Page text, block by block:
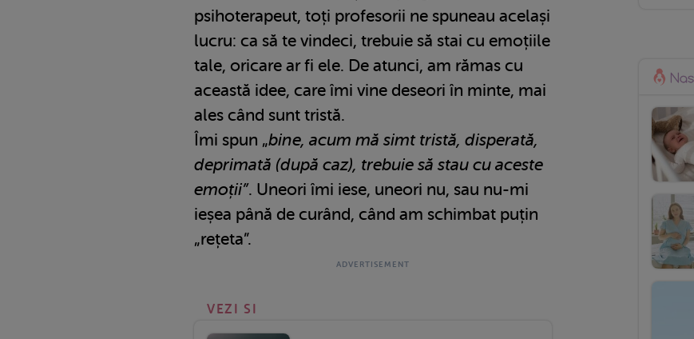
psihoterapeut, toți profesorii ne spuneau același
lucru: ca să te vindeci, trebuie să stai cu emoțiile
tale, oricare ar fi ele. De atunci, am rămas cu
această idee, care îmi vine deseori în minte, mai
ales când sunt tristă.
Îmi spun „bine, acum mă simt tristă, disperată,
deprimată (după caz), trebuie să stau cu aceste
emoții”. Uneori îmi iese, uneori nu, sau nu-mi
ieșea până de curând, când am schimbat puțin
„rețeta”.
VEZI SI